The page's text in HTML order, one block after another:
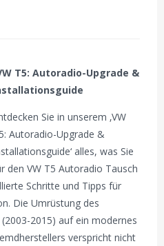
T5: Autoradio-Upgrade &
Sie in unserem ‚VW
Autoradio-Upgrade &
alles, was Sie
den VW T5 Autoradio Tausch
Schritte und Tipps für
Die Umrüstung des
2015) auf ein modernes
verspricht nicht